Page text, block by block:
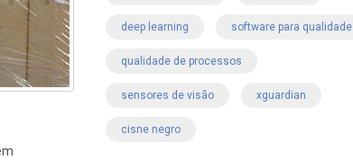
deep learning software para qualidade
qualidade de processos
sensores de visão xguardian
cisne negro